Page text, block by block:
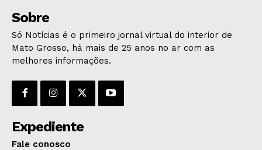
POLÍCIA
ESPORTES
ECONOMIA
GERAL
EDUCAÇÃO
SAÚDE
AGRONOTÍCIAS
Sobre
Só Notícias é o primeiro jornal virtual do interior de
Mato Grosso, há mais de 25 anos no ar com as
melhores informações.
Expediente
Fale conosco